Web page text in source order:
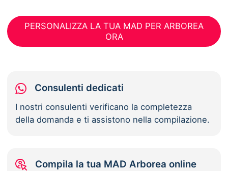
PERSONALIZZA LA TUA MAD PER ARBOREA
ORA
Consulenti dedicati
I nostri consulenti verificano la completezza
della domanda e ti assistono nella compilazione.
Compila la tua MAD Arborea online